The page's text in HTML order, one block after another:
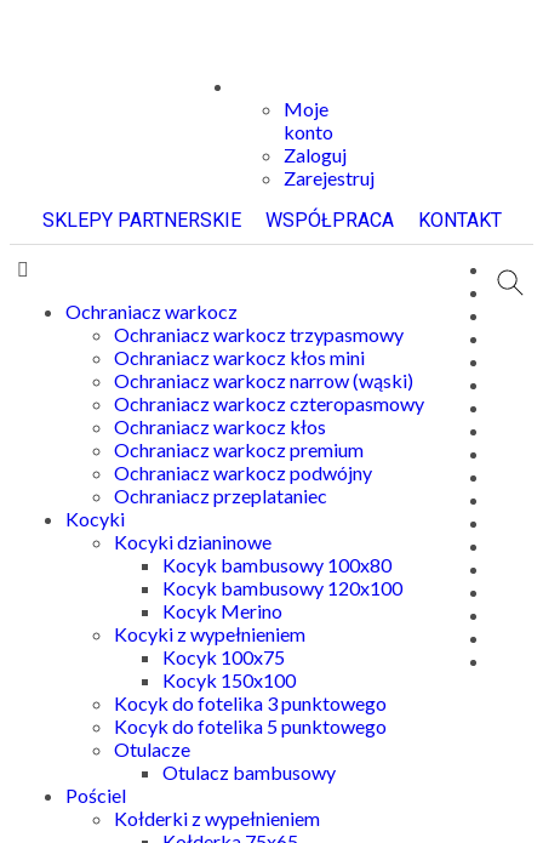
Moje
konto
Zaloguj
Zarejestruj
SKLEPY PARTNERSKIE
WSPÓŁPRACA KONTAKT
Ochraniacz warkocz
Ochraniacz warkocz trzypasmowy
Ochraniacz warkocz kłos mini
Ochraniacz warkocz narrow (wąski)
Ochraniacz warkocz czteropasmowy
Ochraniacz warkocz kłos
Ochraniacz warkocz premium
Ochraniacz warkocz podwójny
Ochraniacz przeplataniec
Kocyki
Kocyki dzianinowe
Kocyk bambusowy 100x80
Kocyk bambusowy 120x100
Kocyk Merino
Kocyki z wypełnieniem
Kocyk 100x75
Kocyk 150x100
Kocyk do fotelika 3 punktowego
Kocyk do fotelika 5 punktowego
Otulacze
Otulacz bambusowy
Pościel
Kołderki z wypełnieniem